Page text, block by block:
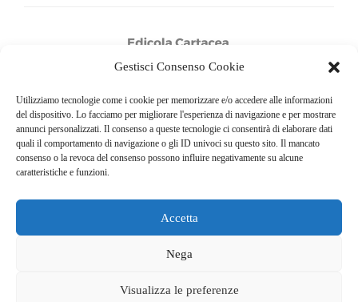
Gestisci Consenso Cookie
Utilizziamo tecnologie come i cookie per memorizzare e/o accedere alle informazioni
del dispositivo. Lo facciamo per migliorare l'esperienza di navigazione e per mostrare
annunci personalizzati. Il consenso a queste tecnologie ci consentirà di elaborare dati
quali il comportamento di navigazione o gli ID univoci su questo sito. Il mancato
consenso o la revoca del consenso possono influire negativamente su alcune
caratteristiche e funzioni.
Accetta
Nega
Visualizza le preferenze